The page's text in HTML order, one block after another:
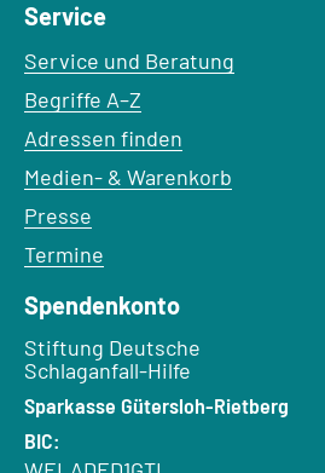
Service
Service und Beratung
Begriffe A–Z
Adressen finden
Medien- & Warenkorb
Presse
Termine
Spendenkonto
Empfänger:
Stiftung Deutsche
Schlaganfall-Hilfe
Bank:
Sparkasse Gütersloh-Rietberg
BIC: